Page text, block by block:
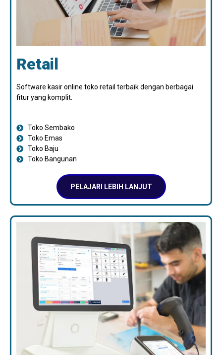
Retail
Software kasir online toko retail terbaik dengan berbagai
fitur yang komplit.
Toko Sembako
Toko Emas
Toko Baju
Toko Bangunan
PELAJARI LEBIH LANJUT